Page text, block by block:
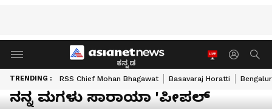
ಕನ್ನಡ
TRENDING : RSS Chief Mohan Bhagawat Basavaraj Horatti
ನನ್ನ ಮಗಳು ಸಾರಾಯಾ 'ಪೀಪಲ್